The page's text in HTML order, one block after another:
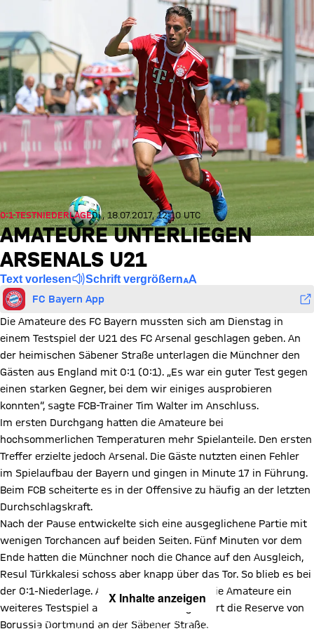
0:1-TESTNIEDERLAGEDi., 18.07.2017, 12:10 UTC
AMATEURE UNTERLIEGEN
ARSENALS U21
Text vorlesen Schrift vergrößern
FC Bayern App
Die Amateure des FC Bayern mussten sich am Dienstag in
einem Testspiel der U21 des FC Arsenal geschlagen geben. An
der heimischen Säbener Straße unterlagen die Münchner den
Gästen aus England mit 0:1 (0:1). „Es war ein guter Test gegen
einen starken Gegner, bei dem wir einiges ausprobieren
konnten“, sagte FCB-Trainer Tim Walter im Anschluss.
Im ersten Durchgang hatten die Amateure bei
hochsommerlichen Temperaturen mehr Spielanteile. Den ersten
Treffer erzielte jedoch Arsenal. Die Gäste nutzten einen Fehler
im Spielaufbau der Bayern und gingen in Minute 17 in Führung.
Beim FCB scheiterte es in der Offensive zu häufig an der letzten
Durchschlagskraft.
Nach der Pause entwickelte sich eine ausgeglichene Partie mit
wenigen Torchancen auf beiden Seiten. Fünf Minuten vor dem
Ende hatten die Münchner noch die Chance auf den Ausgleich,
Resul Türkkalesi schoss aber knapp über das Tor. So blieb es bei
der 0:1-Niederlage. Am Donnerstag tragen die Amateure ein
weiteres Testspiel aus. Um 18:30 Uhr gastiert die Reserve von
Borussia Dortmund an der Säbener Straße.
X Inhalte anzeigen
Mit Klick auf den Button ermöglichen Sie es diesem sozialen